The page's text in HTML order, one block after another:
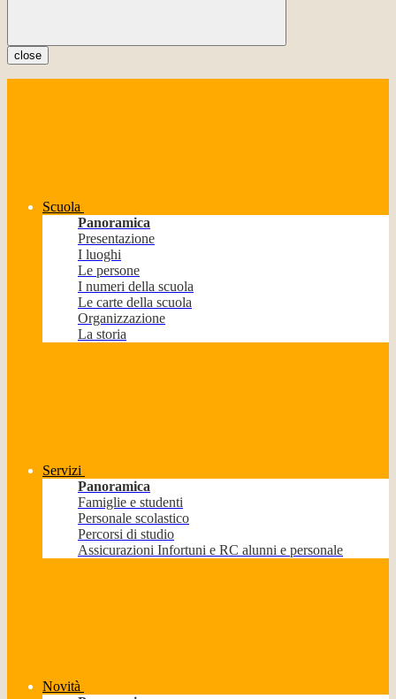
close
Scuola
Panoramica
Presentazione
I luoghi
Le persone
I numeri della scuola
Le carte della scuola
Organizzazione
La storia
Servizi
Panoramica
Famiglie e studenti
Personale scolastico
Percorsi di studio
Assicurazioni Infortuni e RC alunni e personale
Novità